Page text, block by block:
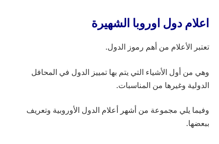
اعلام دول اوروبا الشهيرة
تعتبر الأعلام من أهم رموز الدول.
وهي من أول الأشياء التي يتم بها تمييز الدول في المحافل
الدولية وغيرها من المناسبات.
وفيما يلي مجموعة من أشهر أعلام الدول الأوروبية وتعريف
ببعضها.